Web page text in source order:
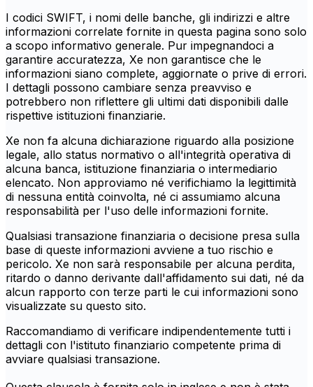
I codici SWIFT, i nomi delle banche, gli indirizzi e altre
informazioni correlate fornite in questa pagina sono solo
a scopo informativo generale. Pur impegnandoci a
garantire accuratezza, Xe non garantisce che le
informazioni siano complete, aggiornate o prive di errori.
I dettagli possono cambiare senza preavviso e
potrebbero non riflettere gli ultimi dati disponibili dalle
rispettive istituzioni finanziarie.
Xe non fa alcuna dichiarazione riguardo alla posizione
legale, allo status normativo o all'integrità operativa di
alcuna banca, istituzione finanziaria o intermediario
elencato. Non approviamo né verifichiamo la legittimità
di nessuna entità coinvolta, né ci assumiamo alcuna
responsabilità per l'uso delle informazioni fornite.
Qualsiasi transazione finanziaria o decisione presa sulla
base di queste informazioni avviene a tuo rischio e
pericolo. Xe non sarà responsabile per alcuna perdita,
ritardo o danno derivante dall'affidamento sui dati, né da
alcun rapporto con terze parti le cui informazioni sono
visualizzate su questo sito.
Raccomandiamo di verificare indipendentemente tutti i
dettagli con l'istituto finanziario competente prima di
avviare qualsiasi transazione.